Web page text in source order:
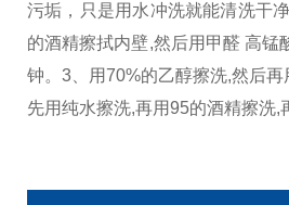
污垢，只是用水冲洗就能清洗干
的酒精擦拭内壁,然后用甲醛 高
钟。3、用70%的乙醇擦洗,然后
先用纯水擦洗,再用95的酒精擦洗,